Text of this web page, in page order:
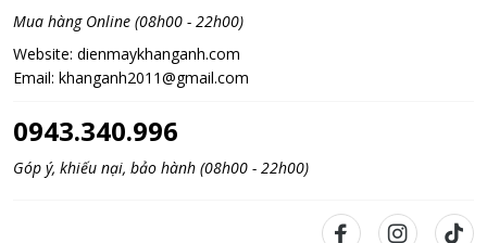
Mua hàng Online (08h00 - 22h00)
Website: dienmaykhanganh.com
Email: khanganh2011@gmail.com
0943.340.996
Góp ý, khiếu nại, bảo hành (08h00 - 22h00)